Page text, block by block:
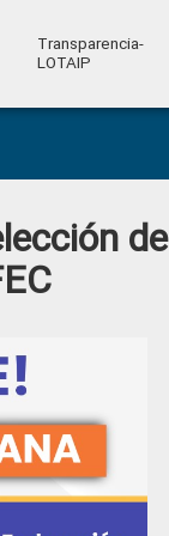
Transparencia-
LOTAIP
de